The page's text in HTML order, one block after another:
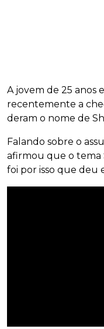
A jovem de 25 anos
recentemente a
deram o nome de
Falando sobre o
afirmou que o tema
foi por isso que deu